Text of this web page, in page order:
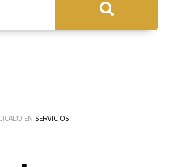
EN SERVICIOS